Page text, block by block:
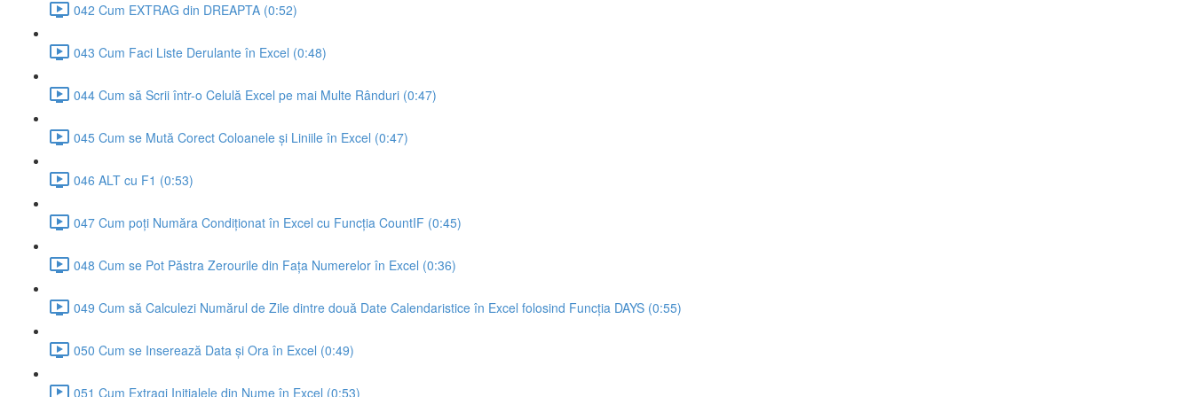
042 Cum EXTRAG din DREAPTA (0:52)
043 Cum Faci Liste Derulante în Excel (0:48)
044 Cum să Scrii într-o Celulă Excel pe mai Multe Rânduri (0:47)
045 Cum se Mută Corect Coloanele și Liniile în Excel (0:47)
046 ALT cu F1 (0:53)
047 Cum poți Număra Condiționat în Excel cu Funcția CountIF (0:45)
048 Cum se Pot Păstra Zerourile din Fața Numerelor în Excel (0:36)
049 Cum să Calculezi Numărul de Zile dintre două Date Calendaristice în Excel folosind Funcția DAYS (0:55)
050 Cum se Inserează Data și Ora în Excel (0:49)
051 Cum Extragi Inițialele din Nume în Excel (0:53)